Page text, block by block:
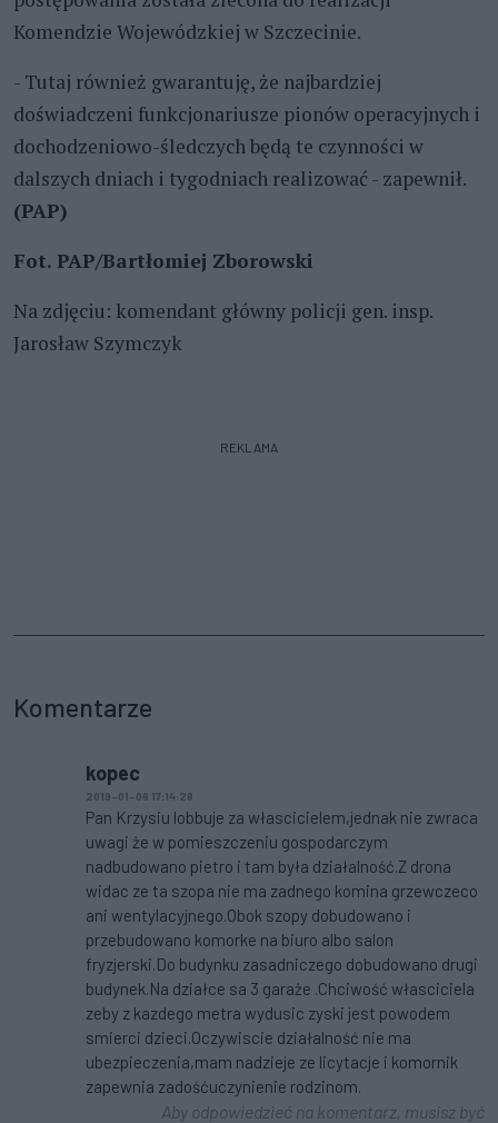
Komendzie Wojewódzkiej w Szczecinie.
- Tutaj również gwarantuję, że najbardziej
doświadczeni funkcjonariusze pionów operacyjnych i
dochodzeniowo-śledczych będą te czynności w
dalszych dniach i tygodniach realizować - zapewnił.
(PAP)
Fot. PAP/Bartłomiej Zborowski
Na zdjęciu: komendant główny policji gen. insp.
Jarosław Szymczyk
REKLAMA
Komentarze
kopec
2019-01-06 17:14:28
Pan Krzysiu lobbuje za włascicielem,jednak nie zwraca
uwagi że w pomieszczeniu gospodarczym
nadbudowano pietro i tam była działalność.Z drona
widac ze ta szopa nie ma zadnego komina grzewczeco
ani wentylacyjnego.Obok szopy dobudowano i
przebudowano komorke na biuro albo salon
fryzjerski.Do budynku zasadniczego dobudowano drugi
budynek.Na działce sa 3 garaże .Chciwość własciciela
zeby z kazdego metra wydusic zyski jest powodem
smierci dzieci.Oczywiscie działalność nie ma
ubezpieczenia,mam nadzieje ze licytacje i komornik
zapewnia zadośćuczynienie rodzinom.
Aby odpowiedzieć na komentarz, musisz być